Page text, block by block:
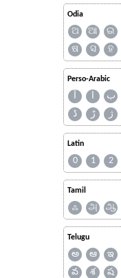
Odia
ଅ ଆ ଇ
ଷ
ସ ହ
Perso-Arabic
آ ا ب
ڈ
ڑ ژ
Latin
0 1 2
Tamil
ஃ அ ஆ
Telugu
అ ఆ ఇ
వ
శ ష